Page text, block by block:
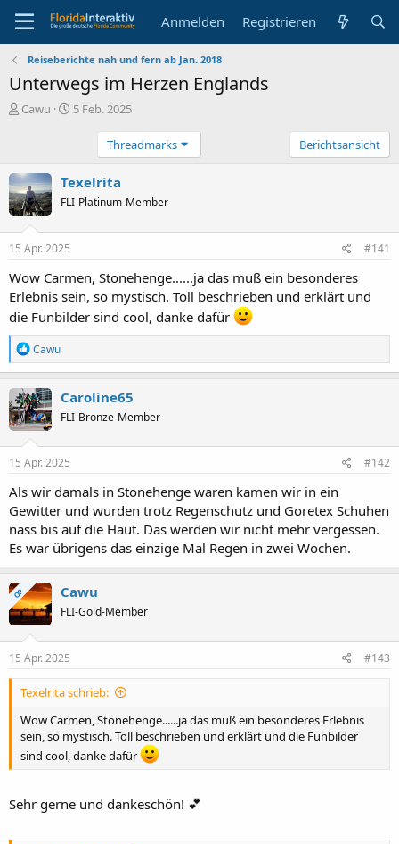
Anmelden Registrieren
Reiseberichte nah und fern ab Jan. 2018
Unterwegs im Herzen Englands
E
e
l
l
e
r
Cawu
E
l
l
a
5 Feb. 2025
Threadmarks Berichtsansicht
Texelrita
FLI-Platinum-Member
15 Apr. 2025 #141
Wow Carmen, Stonehenge......ja das muß ein besonderes
Erlebnis sein, so mystisch. Toll beschrieben und erklärt und
die Funbilder sind cool, danke dafür
R
e
a
k
t
i
o
n
e
:
Cawu
Caroline65
FLI-Bronze-Member
15 Apr. 2025 #142
Als wir damals in Stonehenge waren kamen wir in ein
Gewitter und wurden trotz Regenschutz und Goretex Schuhen
nass bis auf die Haut. Das werden wir nicht mehr vergessen.
Es war übrigens das einzige Mal Regen in zwei Wochen.
OP Cawu
FLI-Gold-Member
15 Apr. 2025 #143
Texelrita schrieb:
Wow Carmen, Stonehenge......ja das muß ein besonderes Erlebnis
sein, so mystisch. Toll beschrieben und erklärt und die Funbilder
sind cool, danke dafür
Sehr gerne und dankeschön! 💕